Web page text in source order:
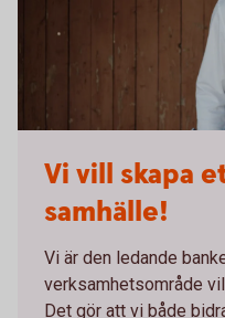
Vi vill skapa
samhälle!
Vi är den ledande
verksamhetsområde
Det gör att vi både